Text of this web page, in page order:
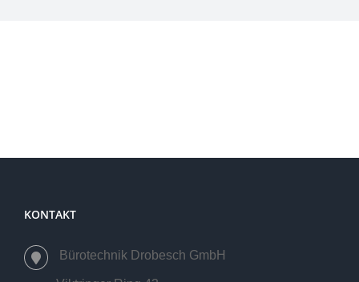
KONTAKT
Bürotechnik Drobesch GmbH